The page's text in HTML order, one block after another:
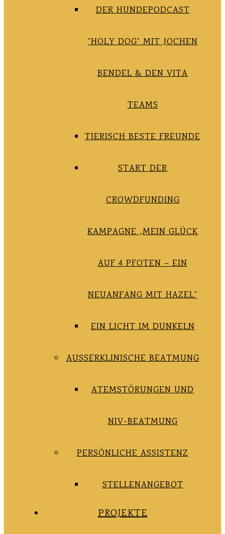
DER HUNDEPODCAST
“HOLY DOG” MIT JOCHEN
BENDEL & DEN VITA
TEAMS
TIERISCH BESTE FREUNDE
START DER
CROWDFUNDING
KAMPAGNE „MEIN GLÜCK
AUF 4 PFOTEN – EIN
NEUANFANG MIT HAZEL“
EIN LICHT IM DUNKELN
AUSSERKLINISCHE BEATMUNG
ATEMSTÖRUNGEN UND
NIV-BEATMUNG
PERSÖNLICHE ASSISTENZ
STELLENANGEBOT
PROJEKTE